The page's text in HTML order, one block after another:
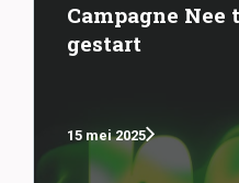
Campagne Nee
gestart
15 mei 2025